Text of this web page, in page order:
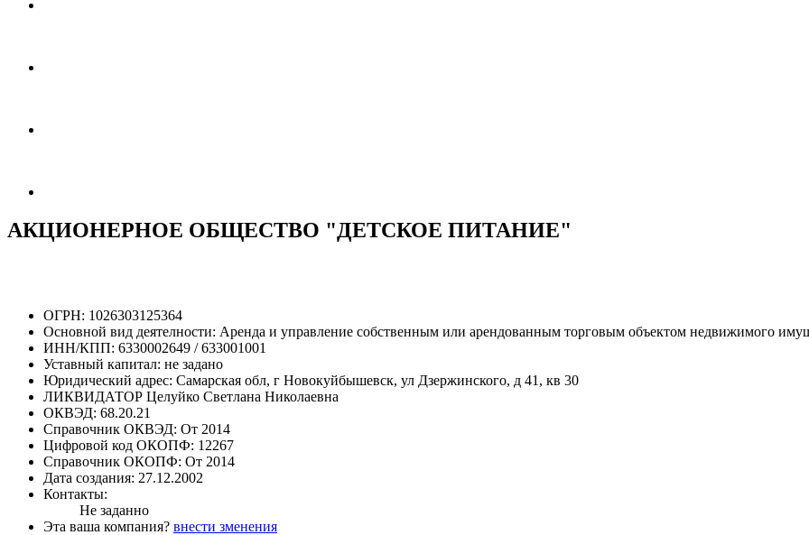
АКЦИОНЕРНОЕ ОБЩЕСТВО "ДЕТСКОЕ ПИТАНИЕ"
ОГРН: 1026303125364
Основной вид деятелности: Аренда и управление собственным или арендованным торговым объектом недвижимого
ИНН/КПП: 6330002649 / 633001001
Уставный капитал: не задано
Юридический адрес: Самарская обл, г Новокуйбышевск, ул Дзержинского, д 41, кв 30
ЛИКВИДАТОР Целуйко Светлана Николаевна
ОКВЭД: 68.20.21
Справочник ОКВЭД: От 2014
Цифровой код ОКОПФ: 12267
Справочник ОКОПФ: От 2014
Дата создания: 27.12.2002
Контакты:
Не заданно
Эта ваша компания? внести зменения